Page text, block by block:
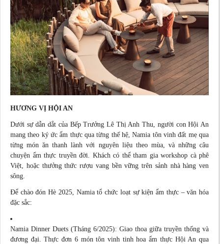
HƯƠNG VỊ HỘI AN
Dưới sự dẫn dắt của Bếp Trưởng Lê Thị Anh Thu, người con Hội An
mang theo ký ức ẩm thực qua từng thế hệ, Namia tôn vinh đất mẹ qua
từngmón ăn thanh lành với nguyên liệu theo mùa, và những câu
chuyện ẩm thực truyền đời. Khách có thể tham gia workshop cà phê
Việt, hoặc thưởng thức rượu vang bền vững trên sảnh nhà hàng ven
sông.
Để chào đón Hè 2025, Namia tổ chức loạt sự kiện ẩm thực – văn hóa
đặc sắc:
Namia Dinner Duets (Tháng 6/2025): Giao thoa giữa truyền thống và
đương đại. Thực đơn 6 món tôn vinh tinh hoa ẩm thực Hội An qua